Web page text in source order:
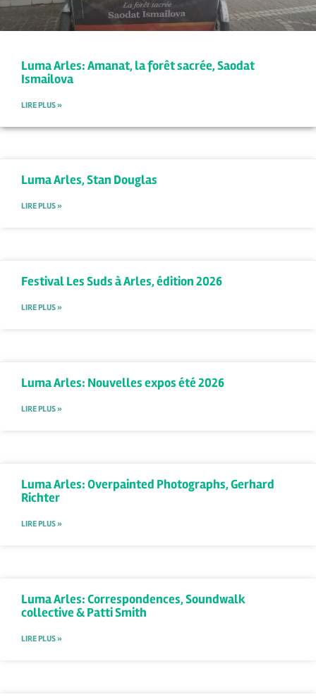
Luma Arles: Amanat, la forêt sacrée, Saodat
Ismailova
LIRE PLUS »
Luma Arles, Stan Douglas
LIRE PLUS »
Festival Les Suds à Arles, édition 2026
LIRE PLUS »
Luma Arles: Nouvelles expos été 2026
LIRE PLUS »
Luma Arles: Overpainted Photographs, Gerhard
Richter
LIRE PLUS »
Luma Arles: Correspondences, Soundwalk
collective & Patti Smith
LIRE PLUS »